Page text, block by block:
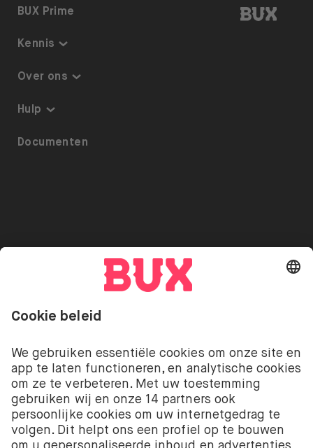
BUX |
BUX Prime
Kennis
Kennis
ETF’s op BUX
Over ons
Over BUX
Hulp
Toegankelijkheid
Documenten
Go to "Instagram"
Go to "Facebook"
Go to "Twitter"Go to "Youtube"
Cookie Settings
De beleggingsdiensten van BUX met betrekking tot
aandelen en ETF’s worden aangeboden door BUX B.V.
BUX B.V. is geregistreerd bij de Kamer van
Koophandel onder nummer 58403949. BUX B.V. staat
onder toezicht van de Autoriteit Financiële Markten
(AFM).